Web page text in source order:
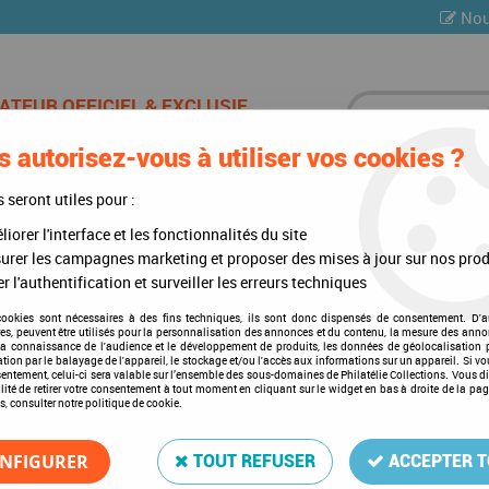
DE CHAMPAGNE
de Collection>2021 - Timbres France 5458A - Ordre de la
2021 - Timbres France
ÉMISSION
Soyez le premier à donner votre
3,00 € TTC
autorisez-vous à utiliser vos cookies ?
seront utiles pour :
l'interface et les fonctionnalités du site
les campagnes marketing et proposer des mises à jour sur nos
l'authentification et surveiller les erreurs techniques
sont nécessaires à des fins techniques, ils sont donc dispensés de consentement.
peuvent être utilisés pour la personnalisation des annonces et du contenu, la mesure des
connaissance de l'audience et le développement de produits, les données de géolocalisation
par le balayage de l'appareil, le stockage et/ou l'accès aux informations sur un appareil. Si
celui-ci sera valable sur l’ensemble des sous-domaines de Philatélie Collections. Vous
de retirer votre consentement à tout moment en cliquant sur le widget en bas à droite de la
consulter notre politique de cookie.
TOUT REFUSER ACCEPTER